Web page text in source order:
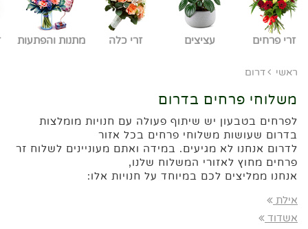
זרי פרחים עציצים זרי כלה מתנות והפתעות
ראשי דרום
משלוחי פרחים בדרום
לפרחים בטבעון יש שיתוף פעולה עם חנויות מומלצות
בדרום שעושות משלוחי פרחים בכל אזור
לדרום אנחנו לא מגיעים. במידה ואתם מעוניינים לשלוח זר
פרחים מחוץ לאזורי המשלוח שלנו,
אנחנו ממליצים לכם במיוחד על חנויות אלו:
אילת
אשדוד